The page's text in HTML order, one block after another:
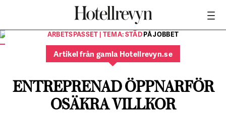
Städarna hamnar i ett skruvstäd mellan kunden -- hotellet,
och arbetsgivaren -- städentreprenaden.
Istockphoto
UR TEMAT
ARBETSPASSET | TEMA: STÄDPÅ JOBBET
Artikel från gamla Hotellrevyn.se
ENTREPRENAD ÖPPNARFÖR
OSÄKRA VILLKOR